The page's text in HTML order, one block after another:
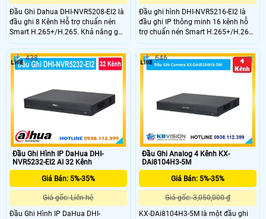
Đầu Ghi Dahua DHI-NVR5208-EI2 là
đầu ghi 8 Kênh Hỗ trợ chuẩn nén
Smart H.265+/H.265. Khả năng ghi
hình độ phân giải lên đến 32MP và
xuất hình 8K HDMI. Hỗ trợ 2 ổ cứng
mỗi ổ tối đa 20 TB USB hỗ trợ 2
cổng. Công nghệ AI nhận diện
hành vi.
Đầu ghi hình DHI-NVR5216-EI2 là
đầu ghi IP thông minh 16 kênh hỗ
trợ chuẩn nén Smart H.265+/H.265
ghi hình độ phân giải lên đến 32MP
và xuất hình 8K HDMI.Băng Thông
đầu vào, ghi hình, đầu ra Công nghệ
AI như nhận diện khuôn mặt, nhận
Đầu Ghi Hình IP DaHua DHI-
NVR5232-EI2 AI 32 Kênh
Giá Bán: 5%-35%
Giá gốc: Liên hệ
Đầu Ghi Hình IP DaHua DHI-
438
Đầu Ghi Analog 4 Kênh KX-
DAi8104H3-5M
Giá Bán: 5%-35%
Giá gốc: 3,050,000 ₫
KX-DAi8104H3-5M là một đầu ghi
646